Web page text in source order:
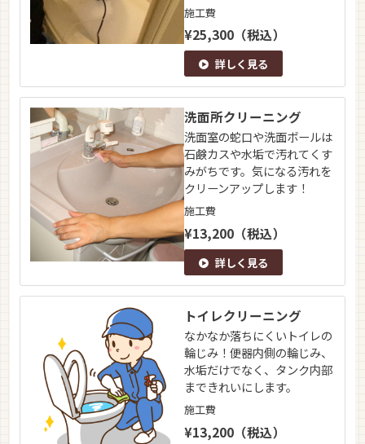
施工費
¥25,300（税込）
詳しく見る
洗面所クリーニング
洗面室の蛇口や洗面ボールは
石鹸カスや水垢で汚れてくす
みがちです。気になる汚れを
クリーンアップします！
施工費
¥13,200（税込）
詳しく見る
トイレクリーニング
なかなか落ちにくいトイレの
輪じみ！便器内側の輪じみ、
水垢だけでなく、タンク内部
まできれいにします。
施工費
¥13,200（税込）